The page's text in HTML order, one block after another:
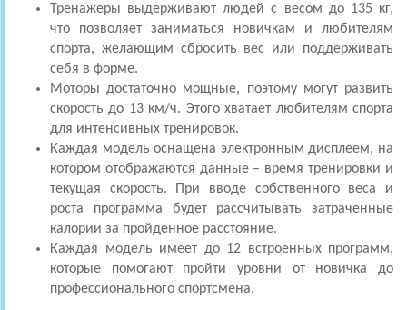
Тренажеры выдерживают людей с весом до 135 кг,
что позволяет заниматься новичкам и любителям
спорта, желающим сбросить вес или поддерживать
себя в форме.
Моторы достаточно мощные, поэтому могут развить
скорость до 13 км/ч. Этого хватает любителям спорта
для интенсивных тренировок.
Каждая модель оснащена электронным дисплеем, на
котором отображаются данные – время тренировки и
текущая скорость. При вводе собственного веса и
роста программа будет рассчитывать затраченные
калории за пройденное расстояние.
Каждая модель имеет до 12 встроенных программ,
которые помогают пройти уровни от новичка до
профессионального спортсмена.